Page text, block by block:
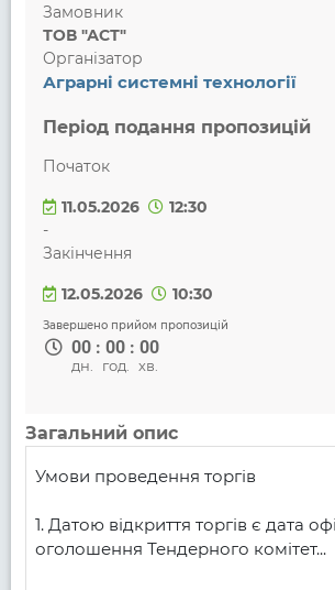
Замовник
ТОВ "АСТ"
Організатор
Аграрні системні технології
Період подання пропозицій
Початок
11.05.2026
12:30
-
Закінчення
12.05.2026 10:30
Завершено прийом пропозицій
00 : 00 : 00
дн. год. хв.
Загальний опис
Умови проведення торгів
1. Датою відкриття торгів є дата
оголошення Тендерного комітет...